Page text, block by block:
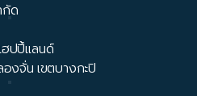
กัด
ปปี้แลนด์
งจั่น เขตบางกะปิ